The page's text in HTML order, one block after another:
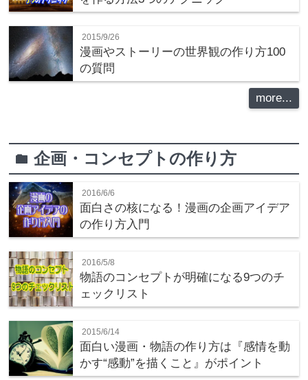
2015/9/26
漫画やストーリーの世界観の作り方100
の質問
more...
folder企画・コンセプトの作り方
2016/6/6
面白さの核になる！漫画の企画アイデア
の作り方入門
2016/5/8
物語のコンセプトが明確になる9つのチ
ェックリスト
2015/6/14
面白い漫画・物語の作り方は『感情を動
かす“感動”を描くこと』がポイント